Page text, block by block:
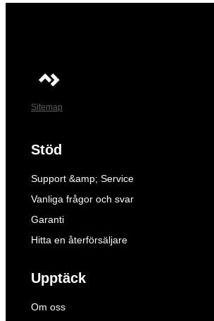
Sitemap
Stöd
Support &amp; Service
Vanliga frågor och svar
Garanti
Hitta en återförsäljare
Upptäck
Om oss